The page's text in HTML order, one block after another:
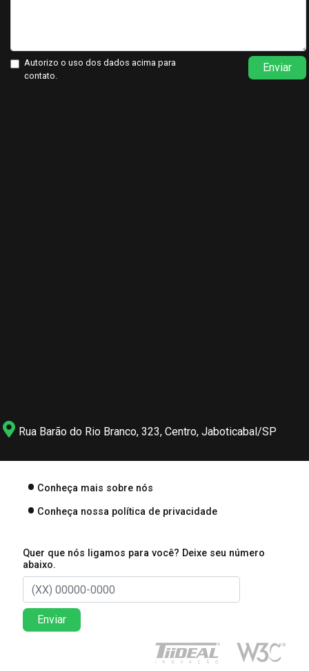
Autorizo o uso dos dados acima para
contato.
Enviar
Rua Barão do Rio Branco, 323, Centro, Jaboticabal/SP
Conheça mais sobre nós
Conheça nossa política de privacidade
Quer que nós ligamos para você? Deixe seu número
abaixo.
Enviar